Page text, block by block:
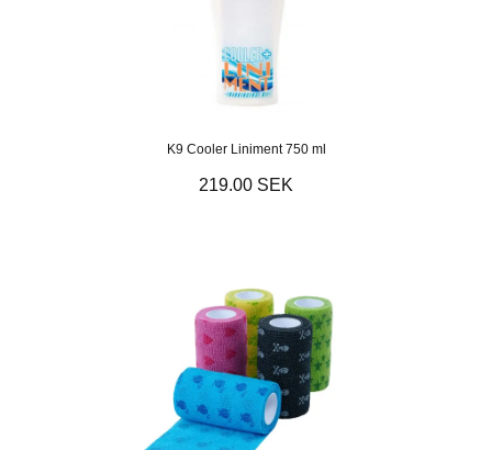
K9 Cooler Liniment 750 ml
219.00 SEK